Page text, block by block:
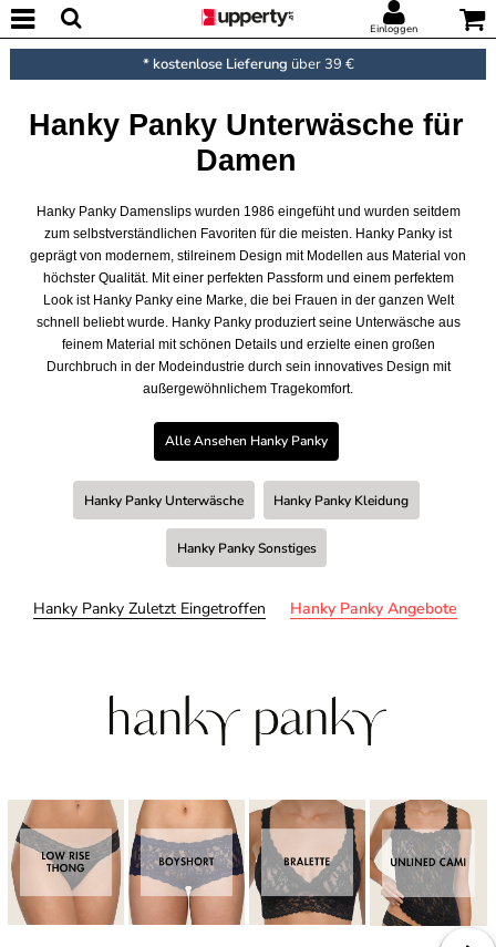
Einloggen
* kostenlose Lieferung über 39 €
Hanky Panky Unterwäsche für
Damen
Hanky Panky Damenslips wurden 1986 eingefüht und wurden seitdem
zum selbstverständlichen Favoriten für die meisten. Hanky Panky ist
geprägt von modernem, stilreinem Design mit Modellen aus Material von
höchster Qualität. Mit einer perfekten Passform und einem perfektem
Look ist Hanky Panky eine Marke, die bei Frauen in der ganzen Welt
schnell beliebt wurde. Hanky Panky produziert seine Unterwäsche aus
feinem Material mit schönen Details und erzielte einen großen
Durchbruch in der Modeindustrie durch sein innovatives Design mit
außergewöhnlichem Tragekomfort.
Alle Ansehen Hanky Panky
Hanky Panky Unterwäsche Hanky Panky Kleidung
Hanky Panky Sonstiges
Hanky Panky Zuletzt Eingetroffen Hanky Panky Angebote